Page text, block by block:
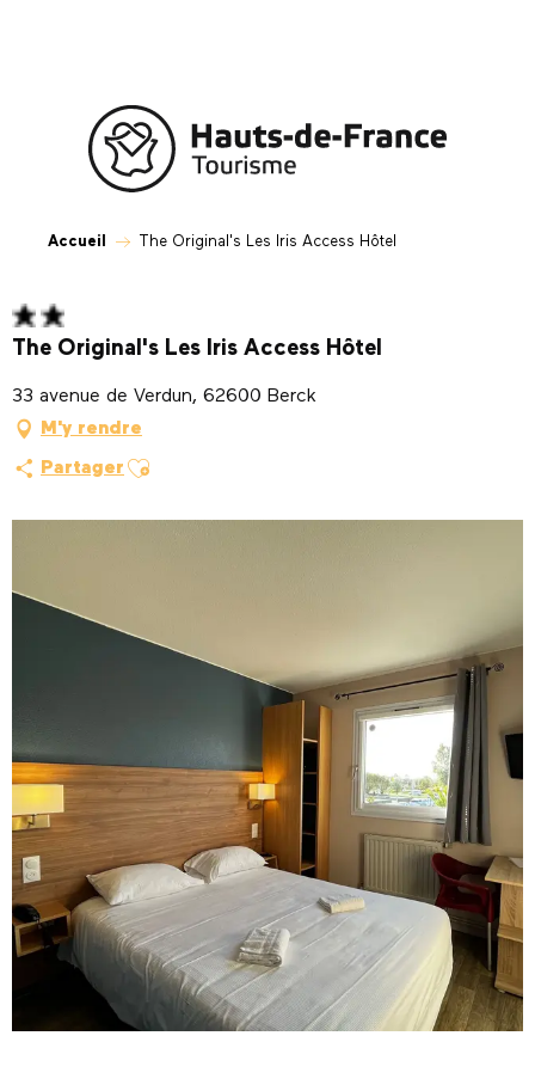
Accueil The Original's Les Iris Access Hôtel
The Original's Les Iris Access Hôtel
33 avenue de Verdun, 62600 Berck
M'y rendre
Partager Ajouter aux favoris